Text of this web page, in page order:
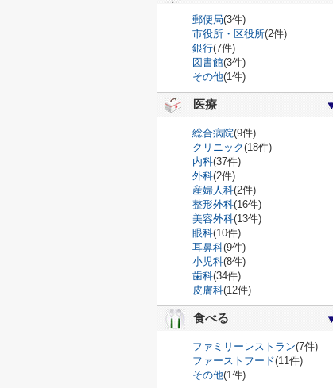
郵便局(3件)
市役所・区役所(2件)
銀行(7件)
図書館(3件)
その他(1件)
医療
総合病院(9件)
クリニック(18件)
内科(37件)
外科(2件)
産婦人科(2件)
整形外科(16件)
美容外科(13件)
眼科(10件)
耳鼻科(9件)
小児科(8件)
歯科(34件)
皮膚科(12件)
食べる
ファミリーレストラン(7件)
ファーストフード(11件)
その他(1件)